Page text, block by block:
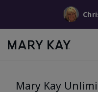
Mary Kay